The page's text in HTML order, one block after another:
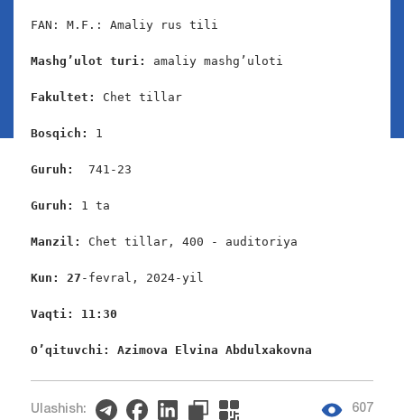
FAN: M.F.: Amaliy rus tili
Mashg’ulot turi: amaliy mashg’uloti
Fakultet: Chet tillar
Bosqich: 1
Guruh: 741-23
Guruh: 1 ta
Manzil: Chet tillar, 400 - auditoriya
Kun: 27 -fevral, 2024-yil
Vaqti: 11:30
O’qituvchi: Azimova Elvina Abdulxakovna
Ulashish: 607